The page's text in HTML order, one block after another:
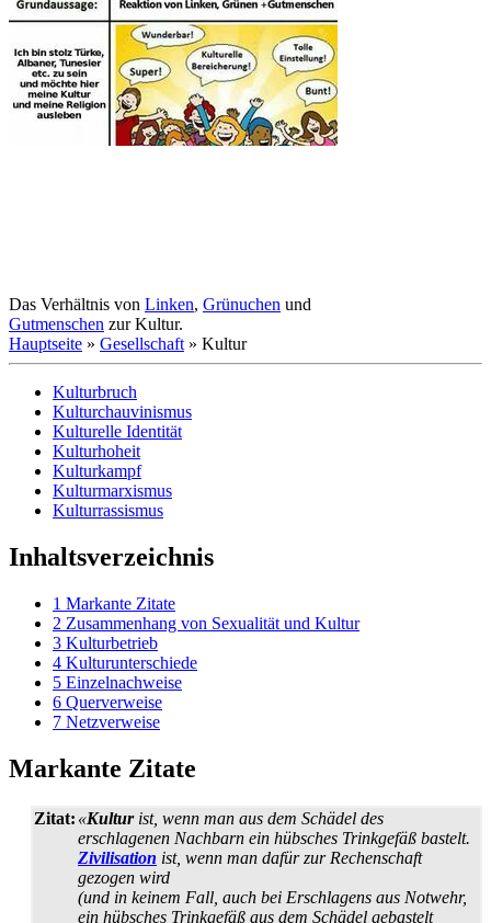
Das Verhältnis von Linken, Grünuchen und
Gutmenschen zur Kultur.
Hauptseite » Gesellschaft » Kultur
Kulturbruch
Kulturchauvinismus
Kulturelle Identität
Kulturhoheit
Kulturkampf
Kulturmarxismus
Kulturrassismus
Inhaltsverzeichnis
1 Markante Zitate
2 Zusammenhang von Sexualität und Kultur
3 Kulturbetrieb
4 Kulturunterschiede
5 Einzelnachweise
6 Querverweise
7 Netzverweise
Markante Zitate
Zitat: «Kulturist, wenn man aus dem Schädel des
erschlagenen Nachbarn ein hübsches Trinkgefäß bastelt.
Zivilisation ist, wenn man dafür zur Rechenschaft
gezogen wird
(und in keinem Fall, auch bei Erschlagens aus Notwehr,
ein hübsches Trinkgefäß aus dem Schädel gebastelt